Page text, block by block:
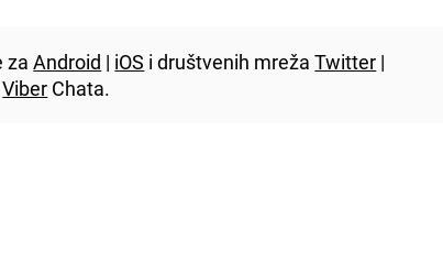
zaAndroid | iOS i društvenih mrežaTwitter |
Viber Chata.